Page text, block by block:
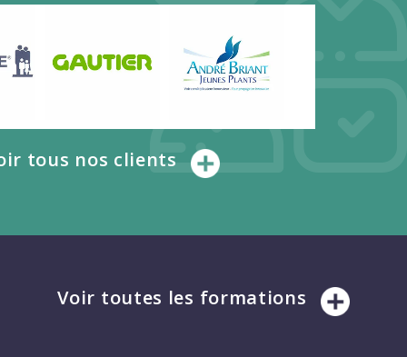
tous nos clients
Voir toutes les formations